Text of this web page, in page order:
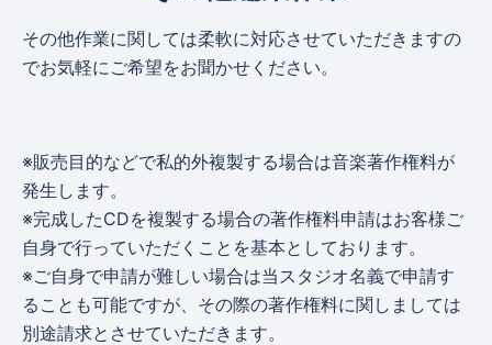
その他作業に関しては柔軟に対応させていただきますの
でお気軽にご希望をお聞かせください。
※販売目的などで私的外複製する場合は音楽著作権料が
発生します。
※完成したCDを複製する場合の著作権料申請はお客様ご
自身で行っていただくことを基本としております。
※ご自身で申請が難しい場合は当スタジオ名義で申請す
ることも可能ですが、その際の著作権料に関しましては
別途請求とさせていただきます。